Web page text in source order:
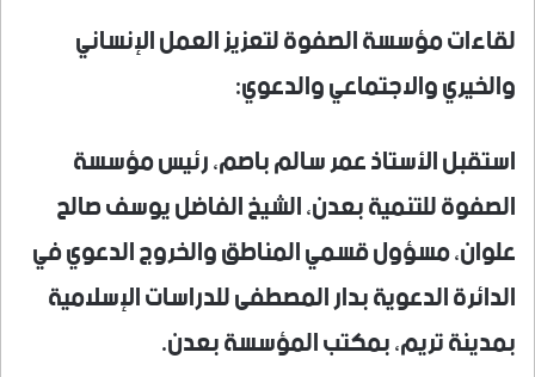
لقاءات مؤسسة الصفوة لتعزيز العمل الإنساني
والخيري والاجتماعي والدعوي:
استقبل الأستاذ عمر سالم باصم، رئيس مؤسسة
الصفوة للتنمية بعدن، الشيخ الفاضل يوسف صالح
علوان، مسؤول قسمي المناطق والخروج الدعوي في
الدائرة الدعوية بدار المصطفى للدراسات الإسلامية
بمدينة تريم، بمكتب المؤسسة بعدن.